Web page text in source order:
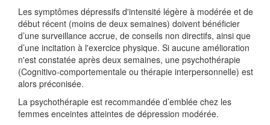
Les symptômes dépressifs d'intensité légère à modérée et de
début récent (moins de deux semaines) doivent bénéficier
d’une surveillance accrue, de conseils non directifs, ainsi que
d’une incitation à l'exercice physique. Si aucune amélioration
n'est constatée après deux semaines, une psychothérapie
(Cognitivo-comportementale ou thérapie interpersonnelle) est
alors préconisée.
La psychothérapie est recommandée d’emblée chez les
femmes enceintes atteintes de dépression modérée.